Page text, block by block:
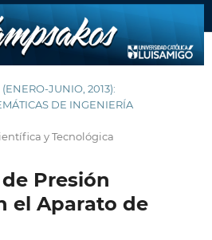
JUNIO, 2013):
DE INGENIERÍA
y Tecnológica
Presión
el Aparato de